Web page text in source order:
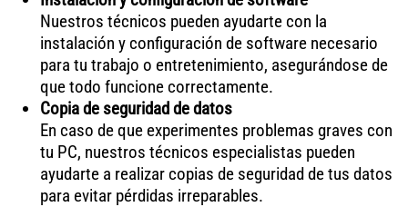
Nuestros técnicos pueden ayudarte con la
instalación y configuración de software necesario
para tu trabajo o entretenimiento, asegurándose de
que todo funcione correctamente.
Copia de seguridad de datos
En caso de que experimentes problemas graves con
tu PC, nuestros técnicos especialistas pueden
ayudarte a realizar copias de seguridad de tus datos
para evitar pérdidas irreparables.